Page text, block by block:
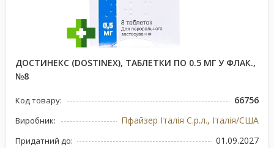
ДОСТИНЕКС (DOSTINEX), ТАБЛЕТКИ ПО 0.5 МГ У ФЛАК.,
№8
Код товару: 66756
Виробник: Пфайзер Італія С.р.л., Італія/США
Придатний до: 01.09.2027